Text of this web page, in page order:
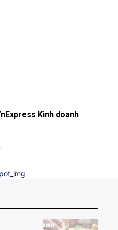
Kinh doanh